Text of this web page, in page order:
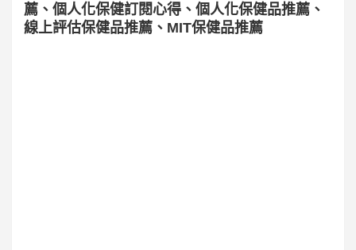
薦、個人化保健訂閱心得、個人化保健品推薦、
線上評估保健品推薦、MIT保健品推薦